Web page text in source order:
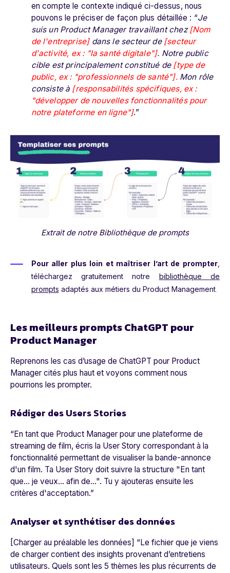
en compte le contexte indiqué ci-dessus, nous
pouvons le préciser de façon plus détaillée : “Je
suis un Product Manager travaillant chez[Nom
de l'entreprise] dans le secteur de[secteur
d'activité, ex : "la santé digitale"]. Notre public
cible est principalement constitué de [type de
public, ex : "professionnels de santé"].Mon rôle
consiste à [responsabilités spécifiques, ex :
"développer de nouvelles fonctionnalités pour
notre plateforme en ligne"].”
Extrait de notre Bibliothèque de prompts
Pour aller plus loin et maîtriser l’art de prompter,
téléchargez gratuitement notre
bibliothèque de
prompts adaptés aux métiers du Product Management.
Les meilleurs prompts ChatGPT pour
Product Manager
Reprenons les cas d’usage de ChatGPT pour Product
Manager cités plus haut et voyons comment nous
pourrions les prompter.
Rédiger des Users Stories
“En tant que Product Manager pour une plateforme de
streaming de film, écris la User Story correspondant à la
fonctionnalité permettant de visualiser la bande-annonce
d'un film. Ta User Story doit suivre la structure "En tant
que... je veux... afin de...". Tu y ajouteras ensuite les
critères d'acceptation.”
Analyser et synthétiser des données
[Charger au préalable les données] “Le fichier que je viens
de charger contient des insights provenant d’entretiens
utilisateurs. Quels sont les 5 thèmes les plus récurrents de